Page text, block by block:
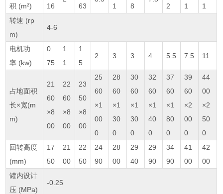
积 (m²)
16
63
1
8
2
1
1
转速 (rp
m)
4-6
电机功
率 (kw)
0.
75
1.
1
1.
5
2 3 3 4 5.5 7.5 11
占地面积
长×宽(m
m)
21
60
×8
00
22
60
×8
00
23
50
×8
00
25
60
×1
00
0
28
60
×1
30
0
30
60
×1
30
0
32
60
×1
40
0
37
60
×1
80
0
39
60
×2
00
0
44
00
×2
50
0
回转高度
(mm)
17
50
21
00
22
50
24
90
28
00
29
40
29
90
34
90
41
00
42
00
罐内设计
压 (MPa)
-0.25